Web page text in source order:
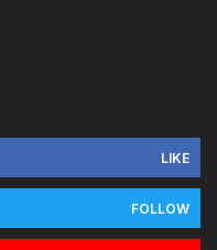
LIKE
FOLLOW